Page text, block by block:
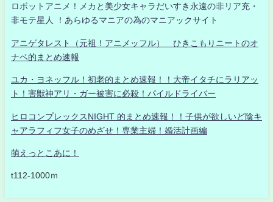
ロボットアニメ！メカと美少女キャラだいすき永遠の非リア充・
非モテ星人 ！あらゆるマニアの為のマニアックサイト
アニゲタレスト（元祖！アニメッフル） ひきこもりニートのオ
ナベ的まとめ速報
ユカ・ヨネッフル！初老的まとめ速報！！大帝イタチにラリアッ
ト！害獣神アリ・ガー被害に必殺！パイルドライバー
ヒロコンプレックスNIGHT 的まとめ速報！！子供が欲しいど陰キ
ャアラフィフ女子のめざせ！専業主婦！婚活計画編
萌えっとこあに！
t112-1000ｍ